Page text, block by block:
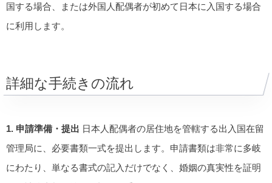
国する場合、または外国人配偶者が初めて日本に入国する場合
に利用します。
詳細な手続きの流れ
1. 申請準備・提出 日本人配偶者の居住地を管轄する出入国在留
管理局に、必要書類一式を提出します。申請書類は非常に多岐
にわたり、単なる書式の記入だけでなく、婚姻の真実性を証明